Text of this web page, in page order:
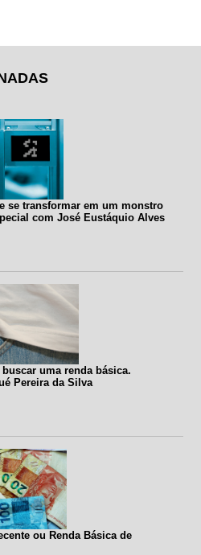
se transformar em um monstro
com José Eustáquio Alves
uma renda básica.
Pereira da Silva
ou Renda Básica de